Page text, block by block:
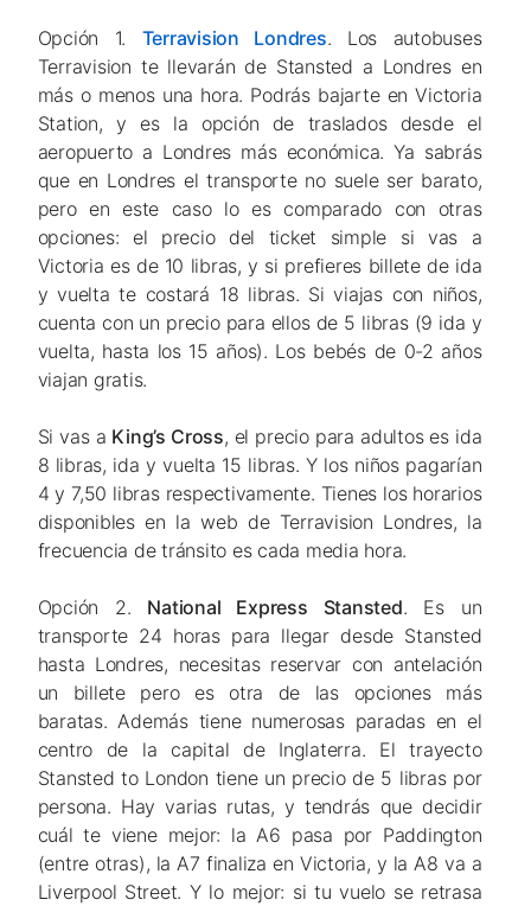
Opción 1. Terravision Londres. Los autobuses
Terravision te llevarán de Stansted a Londres en
más o menos una hora. Podrás bajarte en Victoria
Station, y es la opción de traslados desde el
aeropuerto a Londres más económica. Ya sabrás
que en Londres el transporte no suele ser barato,
pero en este caso lo es comparado con otras
opciones: el precio del ticket simple si vas a
Victoria es de 10 libras, y si prefieres billete de ida
y vuelta te costará 18 libras. Si viajas con niños,
cuenta con un precio para ellos de 5 libras (9 ida y
vuelta, hasta los 15 años). Los bebés de 0-2 años
viajan gratis.
Si vas a King’s Cross, el precio para adultos es ida
8 libras, ida y vuelta 15 libras. Y los niños pagarían
4 y 7,50 libras respectivamente. Tienes los horarios
disponibles en la web de Terravision Londres, la
frecuencia de tránsito es cada media hora.
Opción 2. National Express Stansted. Es un
transporte 24 horas para llegar desde Stansted
hasta Londres, necesitas reservar con antelación
un billete pero es otra de las opciones más
baratas. Además tiene numerosas paradas en el
centro de la capital de Inglaterra. El trayecto
Stansted to London tiene un precio de 5 libras por
persona. Hay varias rutas, y tendrás que decidir
cuál te viene mejor: la A6 pasa por Paddington
(entre otras), la A7 finaliza en Victoria, y la A8 va a
Liverpool Street. Y lo mejor: si tu vuelo se retrasa